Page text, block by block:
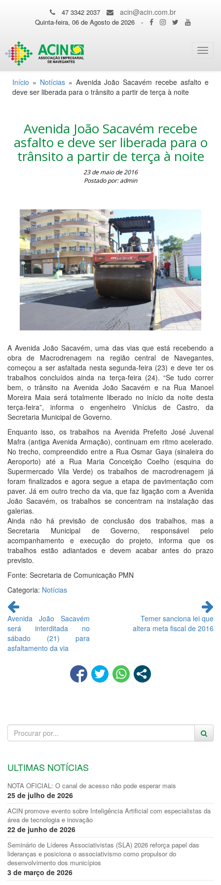
47 3342 2037 acin@acin.com.br
Quinta-feira, 06 de Agosto de 2026 -
Início » Notícias» Avenida João Sacavém recebe asfalto e
deve ser liberada para o trânsito a partir de terça à noite
Avenida João Sacavém recebe
asfalto e deve ser liberada para o
trânsito a partir de terça à noite
23 de maio de 2016
Postado por: admin
A Avenida João Sacavém, uma das vias que está recebendo a
obra de Macrodrenagem na região central de Navegantes,
começou a ser asfaltada nesta segunda-feira (23) e deve ter os
trabalhos concluídos ainda na terça-feira (24). “Se tudo correr
bem, o trânsito na Avenida João Sacavém e na Rua Manoel
Moreira Maia será totalmente liberado no início da noite desta
terça-feira”, informa o engenheiro Vinícius de Castro, da
Secretaria Municipal de Governo.
Enquanto isso, os trabalhos na Avenida Prefeito José Juvenal
Mafra (antiga Avenida Armação), continuam em ritmo acelerado.
No trecho, compreendido entre a Rua Osmar Gaya (sinaleira do
Aeroporto) até a Rua Maria Conceição Coelho (esquina do
Supermercado Vila Verde) os trabalhos de macrodrenagem já
foram finalizados e agora segue a etapa de pavimentação com
paver. Já em outro trecho da via, que faz ligação com a Avenida
João Sacavém, os trabalhos se concentram na instalação das
galerias.
Ainda não há previsão de conclusão dos trabalhos, mas a
Secretaria Municipal de Governo, responsável pelo
acompanhamento e execução do projeto, informa que os
trabalhos estão adiantados e devem acabar antes do prazo
previsto.
Fonte: Secretaria de Comunicação PMN
Categoria: Notícias
Continue
lendo
Avenida João Sacavém
será interditada no
sábado (21) para
asfaltamento da via
Temer sanciona lei que
altera meta fiscal de 2016
ULTIMAS NOTÍCIAS
NOTA OFICIAL: O canal de acesso não pode esperar mais
25 de julho de 2026
ACIN promove evento sobre Inteligência Artificial com especialistas da
área de tecnologia e inovação
22 de junho de 2026
Seminário de Líderes Associativistas (SLA) 2026 reforça papel das
lideranças e posiciona o associativismo como propulsor do
desenvolvimento dos municípios
3 de março de 2026